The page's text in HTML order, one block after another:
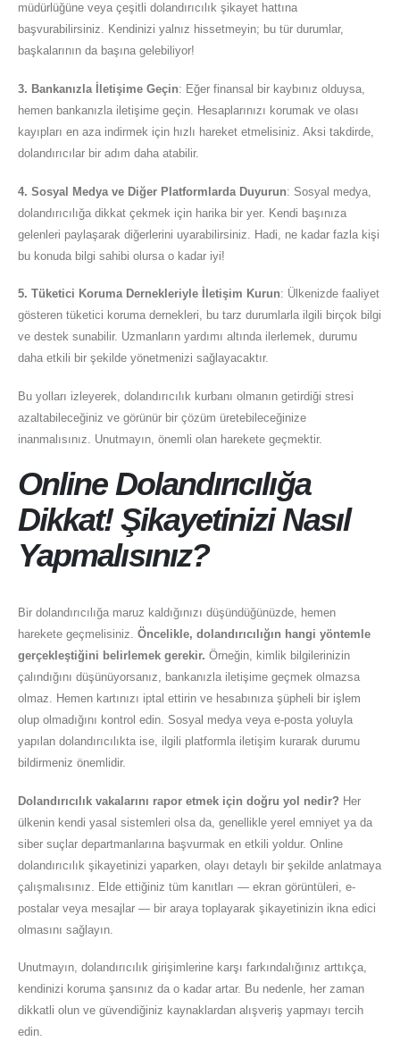
müdürlüğüne veya çeşitli dolandırıcılık şikayet hattına
başvurabilirsiniz. Kendinizi yalnız hissetmeyin; bu tür durumlar,
başkalarının da başına gelebiliyor!
3. Bankanızla İletişime Geçin: Eğer finansal bir kaybınız olduysa,
hemen bankanızla iletişime geçin. Hesaplarınızı korumak ve olası
kayıpları en aza indirmek için hızlı hareket etmelisiniz. Aksi takdirde,
dolandırıcılar bir adım daha atabilir.
4. Sosyal Medya ve Diğer Platformlarda Duyurun: Sosyal medya,
dolandırıcılığa dikkat çekmek için harika bir yer. Kendi başınıza
gelenleri paylaşarak diğerlerini uyarabilirsiniz. Hadi, ne kadar fazla kişi
bu konuda bilgi sahibi olursa o kadar iyi!
5. Tüketici Koruma Dernekleriyle İletişim Kurun: Ülkenizde faaliyet
gösteren tüketici koruma dernekleri, bu tarz durumlarla ilgili birçok bilgi
ve destek sunabilir. Uzmanların yardımı altında ilerlemek, durumu
daha etkili bir şekilde yönetmenizi sağlayacaktır.
Bu yolları izleyerek, dolandırıcılık kurbanı olmanın getirdiği stresi
azaltabileceğiniz ve görünür bir çözüm üretebileceğinize
inanmalısınız. Unutmayın, önemli olan harekete geçmektir.
Online Dolandırıcılığa
Dikkat! Şikayetinizi Nasıl
Yapmalısınız?
Bir dolandırıcılığa maruz kaldığınızı düşündüğünüzde, hemen
harekete geçmelisiniz. Öncelikle, dolandırıcılığın hangi yöntemle
gerçekleştiğini belirlemek gerekir. Örneğin, kimlik bilgilerinizin
çalındığını düşünüyorsanız, bankanızla iletişime geçmek olmazsa
olmaz. Hemen kartınızı iptal ettirin ve hesabınıza şüpheli bir işlem
olup olmadığını kontrol edin. Sosyal medya veya e-posta yoluyla
yapılan dolandırıcılıkta ise, ilgili platformla iletişim kurarak durumu
bildirmeniz önemlidir.
Dolandırıcılık vakalarını rapor etmek için doğru yol nedir? Her
ülkenin kendi yasal sistemleri olsa da, genellikle yerel emniyet ya da
siber suçlar departmanlarına başvurmak en etkili yoldur. Online
dolandırıcılık şikayetinizi yaparken, olayı detaylı bir şekilde anlatmaya
çalışmalısınız. Elde ettiğiniz tüm kanıtları — ekran görüntüleri, e-
postalar veya mesajlar — bir araya toplayarak şikayetinizin ikna edici
olmasını sağlayın.
Unutmayın, dolandırıcılık girişimlerine karşı farkındalığınız arttıkça,
kendinizi koruma şansınız da o kadar artar. Bu nedenle, her zaman
dikkatli olun ve güvendiğiniz kaynaklardan alışveriş yapmayı tercih
edin.